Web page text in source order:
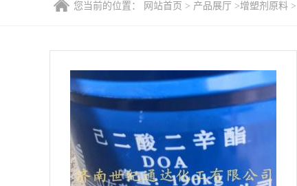
您当前的位置： 网站首页 > 产品展厅 >增塑剂原料 >